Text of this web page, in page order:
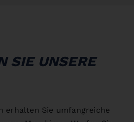
SIE UNSERE
erhalten Sie umfangreiche